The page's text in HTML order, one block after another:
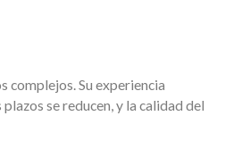
complejos. Su experiencia
se reducen, y la calidad del